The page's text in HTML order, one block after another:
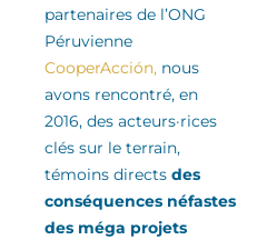
partenaires de l’ONG
Péruvienne
CooperAcción, nous
avons rencontré, en
2016, des acteurs·rices
clés sur le terrain,
témoins directs des
conséquences néfastes
des méga projets